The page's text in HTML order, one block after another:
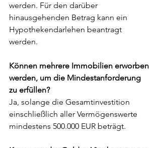
werden. Für den darüber
hinausgehenden Betrag kann ein
Hypothekendarlehen beantragt
werden.
Können mehrere Immobilien erworben
werden, um die Mindestanforderung
zu erfüllen?
Ja, solange die Gesamtinvestition
einschließlich aller Vermögenswerte
mindestens 500.000 EUR beträgt.